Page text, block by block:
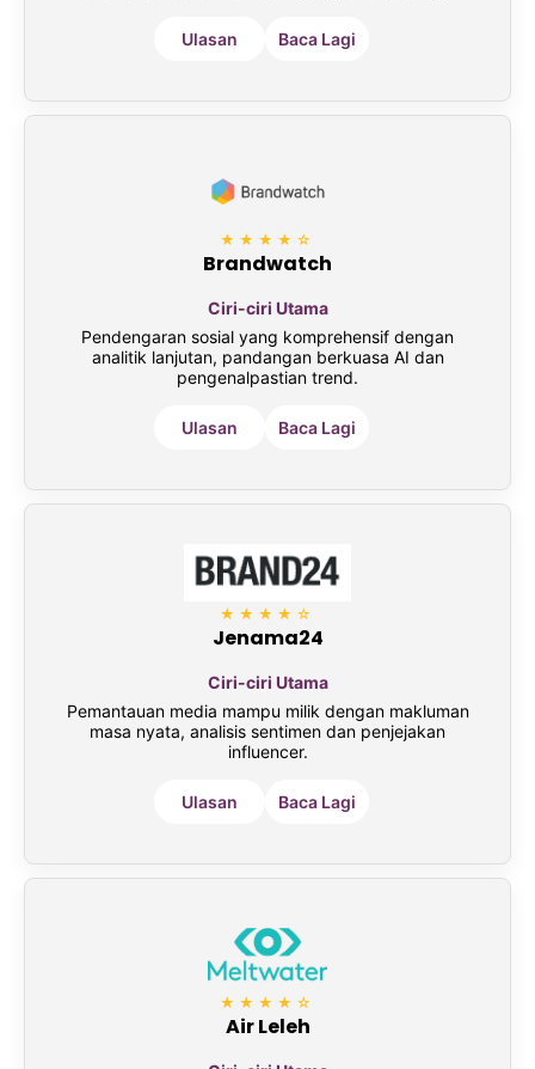
Ulasan Baca Lagi
★★★★☆
Brandwatch
Ciri-ciri Utama
Pendengaran sosial yang komprehensif dengan
analitik lanjutan, pandangan berkuasa AI dan
pengenalpastian trend.
Ulasan Baca Lagi
★★★★☆
Jenama24
Ciri-ciri Utama
Pemantauan media mampu milik dengan makluman
masa nyata, analisis sentimen dan penjejakan
influencer.
Ulasan Baca Lagi
★★★★☆
Air Leleh